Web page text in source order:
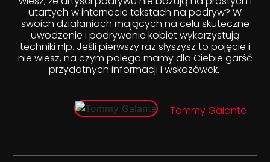
utartych w internecie tekstach na podryw? W
swoich działaniach mających na celu skuteczne
uwodzenie i podrywanie kobiet wykorzystują
techniki nlp. Jeśli pierwszy raz słyszysz to pojęcie i
nie wiesz, na czym polega mamy dla Ciebie garść
przydatnych informacji i wskazówek.
Tommy Galante